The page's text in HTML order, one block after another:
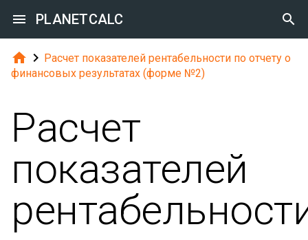
 PLANETCALC 
  Расчет показателей рентабельности по отчету о
финансовых результатах (форме №2)
Расчет
показателей